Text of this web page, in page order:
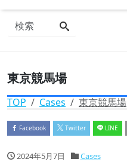
東京競馬場
TOP Cases 東京競馬場
Facebook Twitter LINE
2024年5月7日 Cases